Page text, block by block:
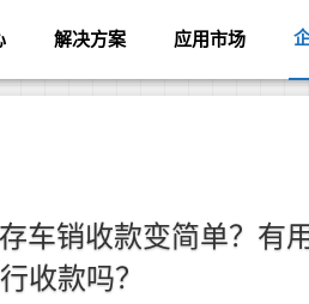
解决方案 应用市场
车销收款变简单？有
行收款吗？